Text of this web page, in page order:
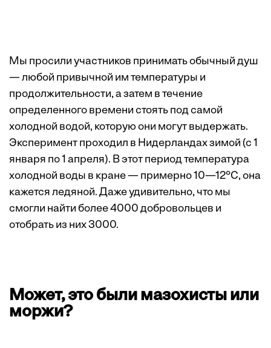
Мы просили участников принимать обычный душ
— любой привычной им температуры и
продолжительности, а затем в течение
определенного времени стоять под самой
холодной водой, которую они могут выдержать.
Эксперимент проходил в Нидерландах зимой (с 1
января по 1 апреля). В этот период температура
холодной воды в кране — примерно 10—12°С, она
кажется ледяной. Даже удивительно, что мы
смогли найти более 4000 добровольцев и
отобрать из них 3000.
Может, это были мазохисты или
моржи?